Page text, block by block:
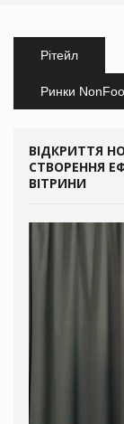
Рітейл
Ринки
ВІДКРИТТЯ
СТВОРЕННЯ
ВІТРИНИ